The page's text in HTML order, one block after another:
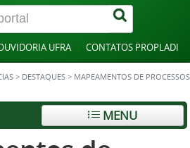
UFRA CONTATOS PROPLADI
> DESTAQUES > MAPEAMENTOS DE PROCESSOS
MENU